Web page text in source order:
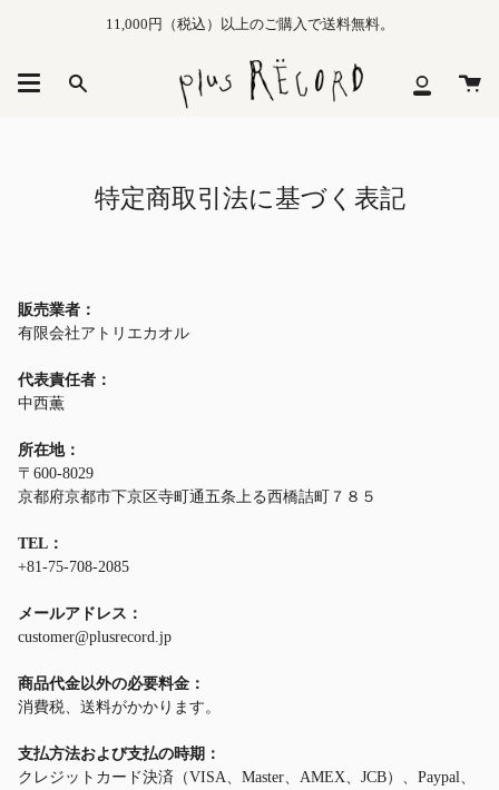
11,000円（税込）以上のご購入で送料無料。
Search
マ
カ
特定商取引法に基づく表記
販売業者：
有限会社アトリエカオル
代表責任者：
中西薫
所在地：
〒600-8029
京都府京都市下京区寺町通五条上る西橋詰町７８５
TEL：
+81-75-708-2085
メールアドレス：
customer@plusrecord.jp
商品代金以外の必要料金：
消費税、送料がかかります。
支払方法および支払の時期：
クレジットカード決済（VISA、Master、AMEX、JCB）、Paypal、